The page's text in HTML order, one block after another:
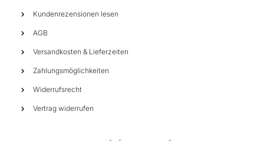
Kundenrezensionen lesen
AGB
Versandkosten & Lieferzeiten
Zahlungsmöglichkeiten
Widerrufsrecht
Vertrag widerrufen